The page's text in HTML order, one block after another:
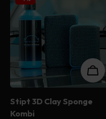
Stipt 3D Clay Sponge
Kombi